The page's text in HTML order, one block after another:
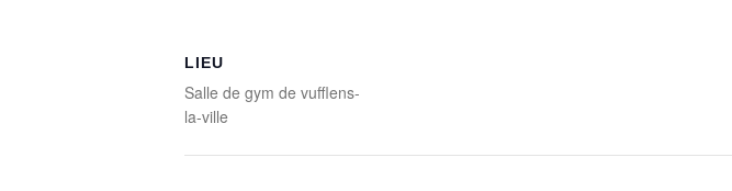
LIEU
Salle de gym de vufflens-
la-ville